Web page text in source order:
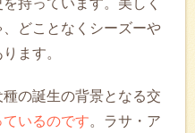
持っています。美しく
どことなくシーズーや
ます。
の誕生の背景となる交
いるのです。ラサ・ア